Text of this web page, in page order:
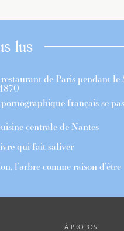
lus
de Paris pendant le
français se
centrale de Nantes
qui fait saliver
l’arbre comme raison d’être
À PROPOS